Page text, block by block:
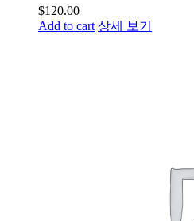
$120.00
Add to cart 상세 보기